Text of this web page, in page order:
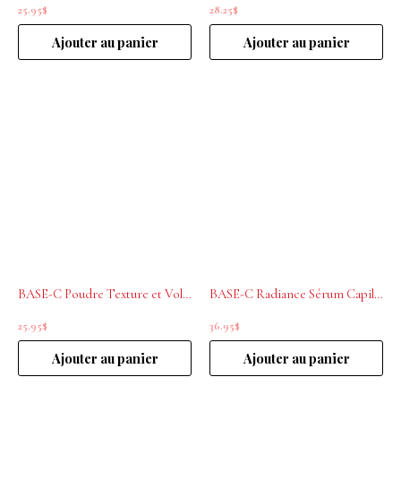
25.95$
Ajouter au panier
28.25$
Ajouter au panier
BASE-C Poudre Texture et Volume 18g
25.95$
Ajouter au panier
BASE-C Radiance Sérum Capillaire Brillance et Anti-Frisottis 60 ml
36.95$
Ajouter au panier